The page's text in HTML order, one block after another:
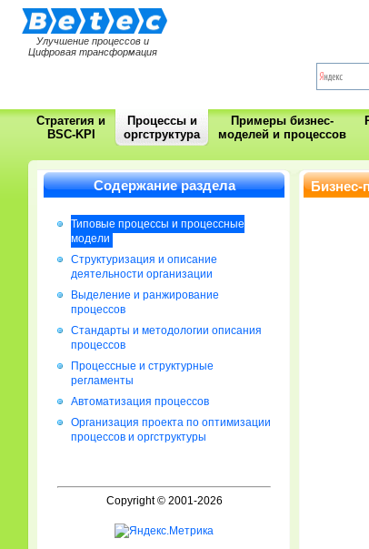
Улучшение процессов и
Цифровая трансформация
Стратегия и
BSC-KPI
Процессы и
оргструктура
Примеры бизнес-
моделей и процессов
Содержание раздела
Типовые процессы и процессные
модели
Cтруктуризация и описание
деятельности организации
Выделение и ранжирование
процессов
Стандарты и методологии описания
процессов
Процессные и структурные
регламенты
Автоматизация процессов
Организация проекта по оптимизации
процессов и оргструктуры
Copyright © 2001-2026
Бизнес-